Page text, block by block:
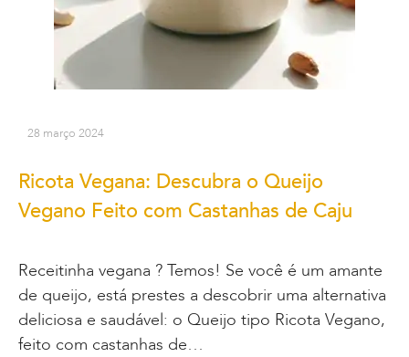
28 março 2024
Ricota Vegana: Descubra o Queijo
Vegano Feito com Castanhas de Caju
Receitinha vegana ? Temos! Se você é um amante
de queijo, está prestes a descobrir uma alternativa
deliciosa e saudável: o Queijo tipo Ricota Vegano,
feito com castanhas de…